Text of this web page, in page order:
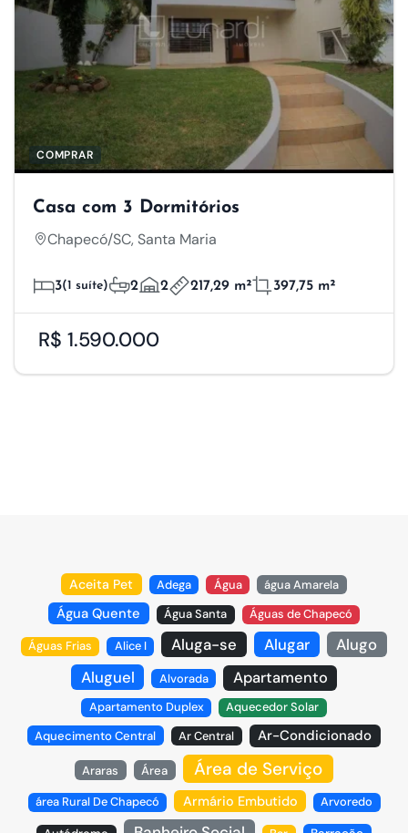
COMPRAR
Casa com 3 Dormitórios
Chapecó/SC, Santa Maria
3(1 suíte) 2 2 217,29 m² 397,75 m²
R$ 1.590.000
Aceita Pet Adega Água água Amarela
Água Quente Água Santa Águas de Chapecó
Águas Frias Alice I Aluga-se Alugar
Alugo
Aluguel
Alvorada Apartamento
Apartamento Duplex
Aquecedor Solar
Aquecimento Central
Ar Central Ar-Condicionado
Araras Área Área de Serviço
área Rural De Chapecó Armário Embutido Arvoredo